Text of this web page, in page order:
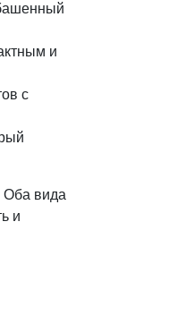
и
с
Оба вида
и